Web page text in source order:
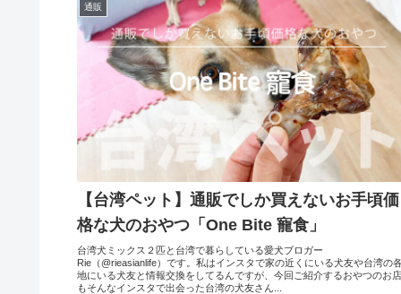
通販
【台湾ペット】通販でしか買えないお手頃価
格な犬のおやつ「One Bite 寵食」
台湾犬ミックス２匹と台湾で暮らしている愛犬ブロガー
Rie（@rieasianlife）です。私はインスタで家の近くにいる犬友や台湾の
地にいる犬友と情報交換をしてるんですが、今回ご紹介するおやつのお店
もそんなインスタで出会った台湾の犬友さん...